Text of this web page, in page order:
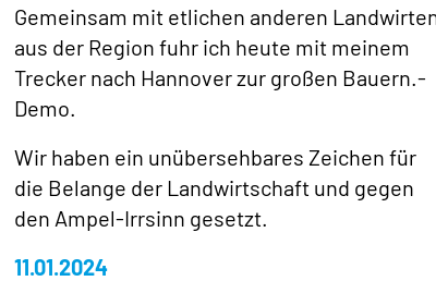
Gemeinsam mit etlichen anderen
aus der Region fuhr ich heute mit meinem
Trecker nach Hannover zur großen Bauern.-
Demo.
Wir haben ein unübersehbares Zeichen für
die Belange der Landwirtschaft und gegen
den Ampel-Irrsinn gesetzt.
11.01.2024